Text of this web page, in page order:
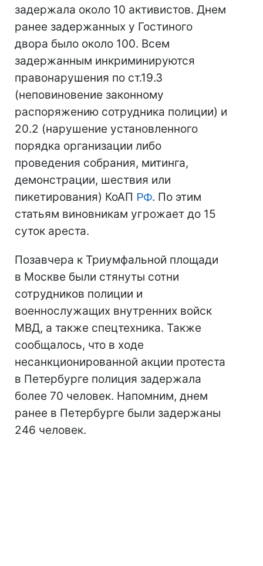
задержала около 10 активистов. Днем
ранее задержанных у Гостиного
двора было около 100. Всем
задержанным инкриминируются
правонарушения по ст.19.3
(неповиновение законному
распоряжению сотрудника полиции) и
20.2 (нарушение установленного
порядка организации либо
проведения собрания, митинга,
демонстрации, шествия или
пикетирования) КоАП РФ. По этим
статьям виновникам угрожает до 15
суток ареста.
Позавчера к Триумфальной площади
в Москве были стянуты сотни
сотрудников полиции и
военнослужащих внутренних войск
МВД, а также спецтехника. Также
сообщалось, что в ходе
несанкционированной акции протеста
в Петербурге полиция задержала
более 70 человек. Напомним, днем
ранее в Петербурге были задержаны
246 человек.